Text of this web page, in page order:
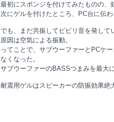
最初にスポンジを付けてみたものの、
次にゲルを付けたところ、PC台に伝
でも、まだ共振してビビリ音を発して
原因は空気による振動。
ってことで、サブウーファーとPCケ
なくなった。
サブウーファーのBASSつまみを最大
耐震用ゲルはスピーカーの防振効果絶